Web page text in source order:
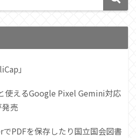
」
使えるGoogle Pixel Gemini対応
売
PDFを保存したり国立国会図書